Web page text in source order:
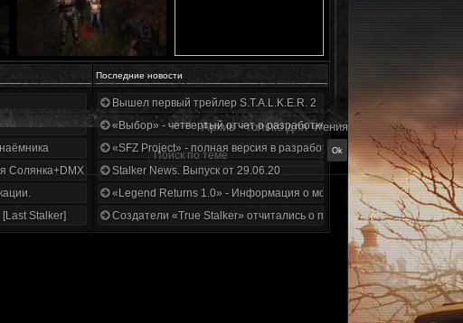
Последние новости
Солянка+DMX 1.3.5.ООП.МА.К.
Stalker]
Вышел первый трейлер S.T.A.L.K.E.R. 2
«Выбор» - четвертый отчет о разработке!
«SFZ Project» - полная версия в разработке!
Stalker News. Выпуск от 29.06.20
«Legend Returns 1.0» - Информация о моде за июнь 2020
Создатели «True Stalker» отчитались о проделанной работе
Архив - только для чтения